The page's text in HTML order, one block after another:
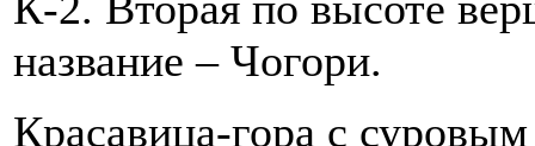
название – Чогори.
Красавица-гора с